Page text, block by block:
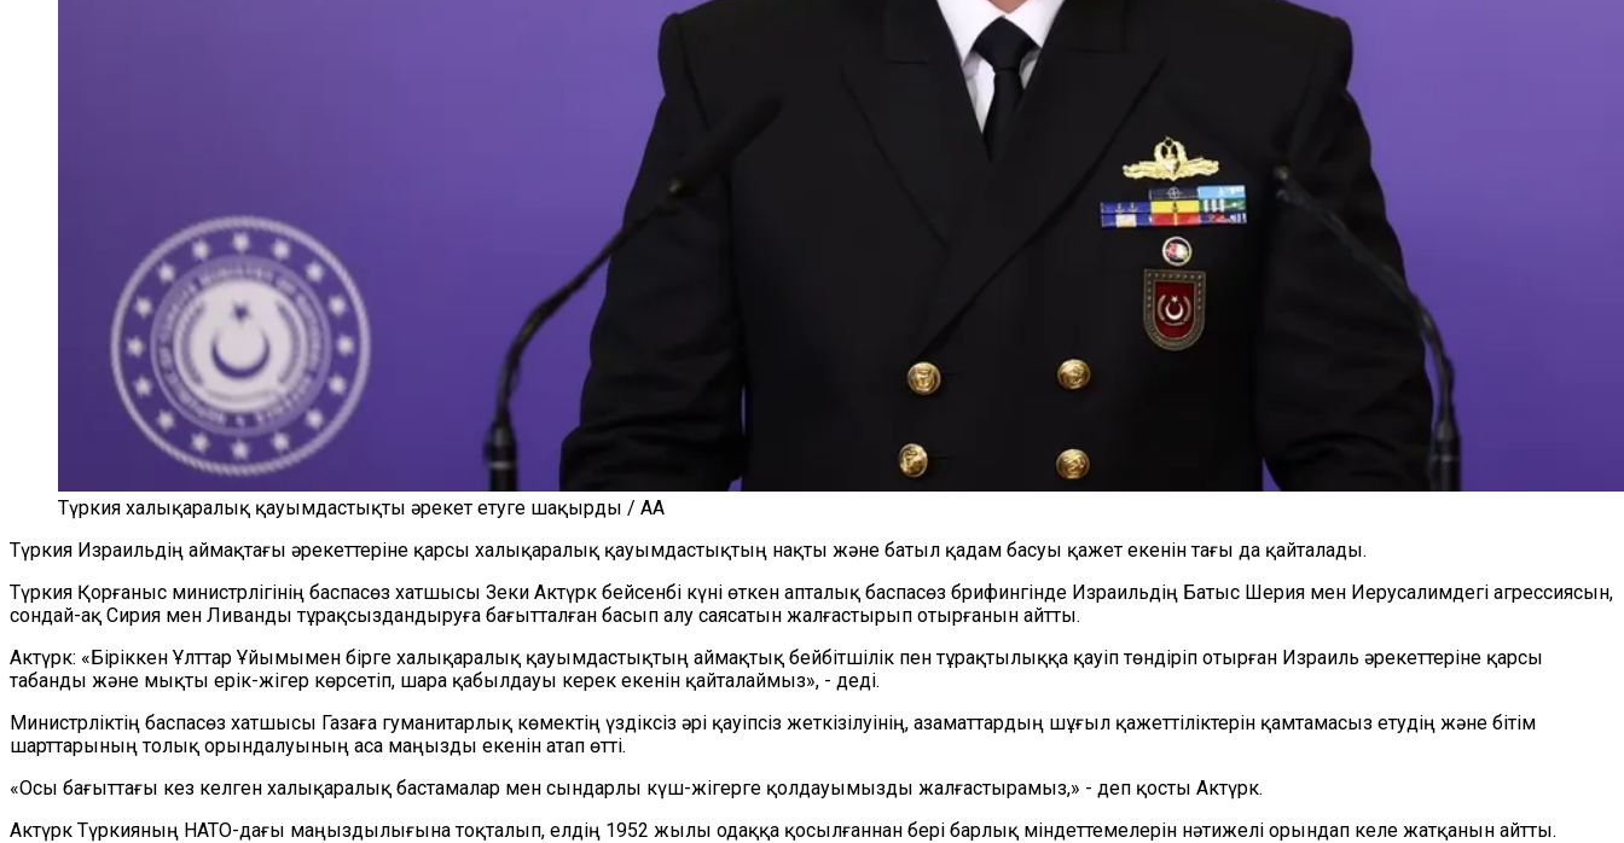
Түркия халықаралық қауымдастықты әрекет етуге шақырды / AA
Түркия Израильдің аймақтағы әрекеттеріне қарсы халықаралық қауымдастықтың нақты және батыл қадам басуы қажет екенін тағы да қайталады.
Түркия Қорғаныс министрлігінің баспасөз хатшысы Зеки Актүрк бейсенбі күні өткен апталық баспасөз брифингінде Израильдің Батыс Шерия мен Иерусалимдегі агрессиясын,
сондай-ақ Сирия мен Ливанды тұрақсыздандыруға бағытталған басып алу саясатын жалғастырып отырғанын айтты.
Актүрк: «Біріккен Ұлттар Ұйымымен бірге халықаралық қауымдастықтың аймақтық бейбітшілік пен тұрақтылыққа қауіп төндіріп отырған Израиль әрекеттеріне қарсы
табанды және мықты ерік-жігер көрсетіп, шара қабылдауы керек екенін қайталаймыз», - деді.
Министрліктің баспасөз хатшысы Газаға гуманитарлық көмектің үздіксіз әрі қауіпсіз жеткізілуінің, азаматтардың шұғыл қажеттіліктерін қамтамасыз етудің және бітім
шарттарының толық орындалуының аса маңызды екенін атап өтті.
«Осы бағыттағы кез келген халықаралық бастамалар мен сындарлы күш-жігерге қолдауымызды жалғастырамыз,» - деп қосты Актүрк.
Актүрк Түркияның НАТО-дағы маңыздылығына тоқталып, елдің 1952 жылы одаққа қосылғаннан бері барлық міндеттемелерін нәтижелі орындап келе жатқанын айтты.